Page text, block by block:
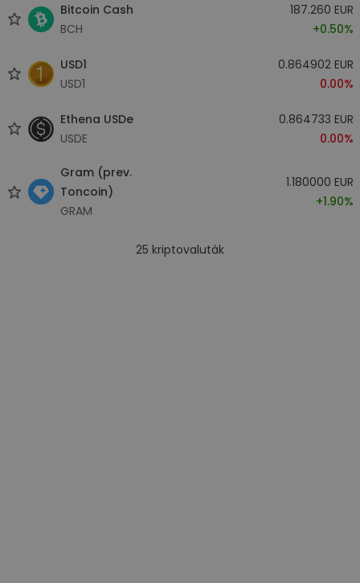
Bitcoin Cash
BCH
187.260 EUR
+0.50%
USD1
USD1
0.864902 EUR
0.00%
Ethena USDe
USDE
0.864733 EUR
0.00%
Gram (prev.
Toncoin)
GRAM
1.180000 EUR
+1.90%
25 kriptovaluták